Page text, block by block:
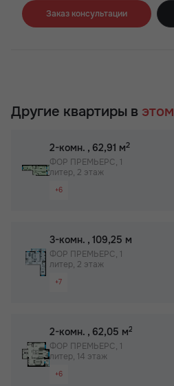
Заказ консультации
Другие квартиры в этом
2-комн. , 62,91 м2
ФОР ПРЕМЬЕРС, 1
литер, 2 этаж
+6
Паркинг
Собственный спортзал в ЖК
3-комн. , 109,25 м
ФОР ПРЕМЬЕРС, 1
литер, 2 этаж
+7
Паркинг
Не угловая
2-комн. , 62,05 м2
ФОР ПРЕМЬЕРС, 1
литер, 14 этаж
+6